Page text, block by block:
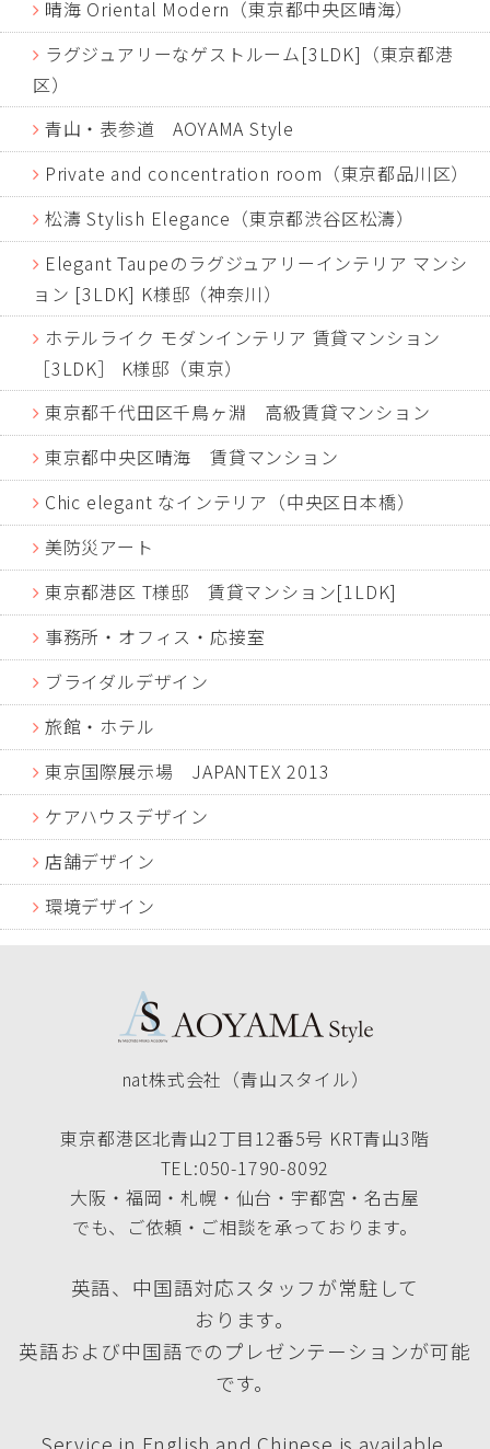
晴海 Oriental Modern（東京都中央区晴海）
ラグジュアリーなゲストルーム[3LDK]（東京都港
区）
青山・表参道 AOYAMA Style
Private and concentration room（東京都品川区）
松濤 Stylish Elegance（東京都渋谷区松濤）
Elegant Taupeのラグジュアリーインテリア マンシ
ョン [3LDK] K様邸（神奈川）
ホテルライク モダンインテリア 賃貸マンション
［3LDK］ K様邸（東京）
東京都千代田区千鳥ヶ淵 高級賃貸マンション
東京都中央区晴海 賃貸マンション
Chic elegant なインテリア（中央区日本橋）
美防災アート
東京都港区 T様邸 賃貸マンション[1LDK]
事務所・オフィス・応接室
ブライダルデザイン
旅館・ホテル
東京国際展示場 JAPANTEX 2013
ケアハウスデザイン
店舗デザイン
環境デザイン
nat株式会社（青山スタイル）
東京都港区北青山2丁目12番5号 KRT青山3階
TEL:050-1790-8092
大阪・福岡・札幌・仙台・宇都宮・名古屋
でも、ご依頼・ご相談を承っております。
英語、中国語対応スタッフが常駐して
おります。
英語および中国語でのプレゼンテーションが可能
です。